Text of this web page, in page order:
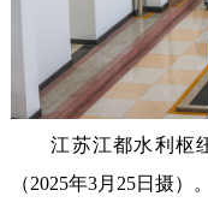
江苏江都水利枢纽
（2025年3月25日摄